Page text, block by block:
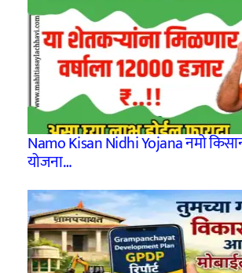
Namo Kisan Nidhi Yojana नमो
योजना…